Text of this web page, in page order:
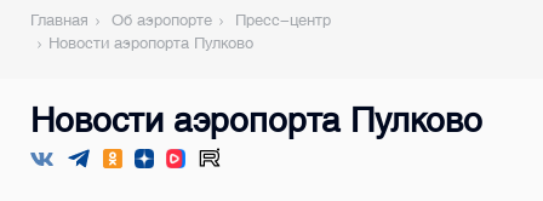
Главная Об аэропорте
Пресс-центр
Новости аэропорта Пулково
Новости аэропорта Пулково